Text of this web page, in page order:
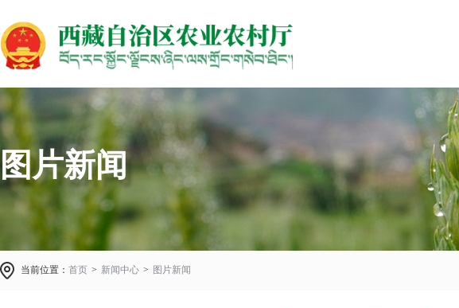
图片新闻
当前位置： 首页 > 新闻中心 > 图片新闻